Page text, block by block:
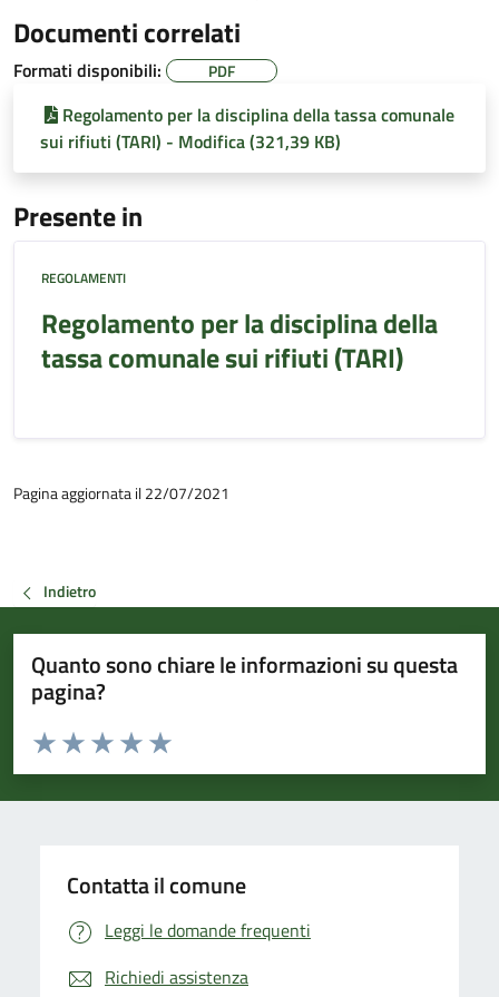
Documenti correlati
Formati disponibili: PDF
Regolamento per la disciplina della tassa comunale
sui rifiuti (TARI) - Modifica (321,39 KB)
Presente in
REGOLAMENTI
Regolamento per la disciplina della
tassa comunale sui rifiuti (TARI)
Pagina aggiornata il 22/07/2021
Indietro
Quanto sono chiare le informazioni su questa
pagina?
Valuta da 1 a 5 stelle la pagina
Valuta 5 stelle su 5
Valuta 4 stelle su 5
Valuta 3 stelle su 5
Valuta 2 stelle su 5
Valuta 1 stelle su 5
Contatta il comune
Leggi le domande frequenti
Richiedi assistenza